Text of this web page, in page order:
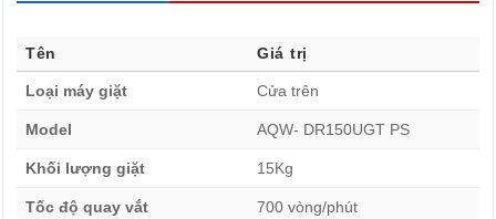
⚙️ Máy giặt Aqua Lồng Đứng Inverter 15 kg AQW-
DR150UGT PS – Dung Tích Khổng Lồ và Động Cơ DD
Inverter
Máy giặt Aqua Lồng Đứng Inverter 15 kg AQW-
DR150UGT PSnổi bật nhờ dung tích siêu lớn 15 kg, đáp
Tên Giá trị
Loại máy giặt Cửa trên
Model AQW- DR150UGT PS
Khối lượng giặt 15Kg
Tốc độ quay vắt 700 vòng/phút